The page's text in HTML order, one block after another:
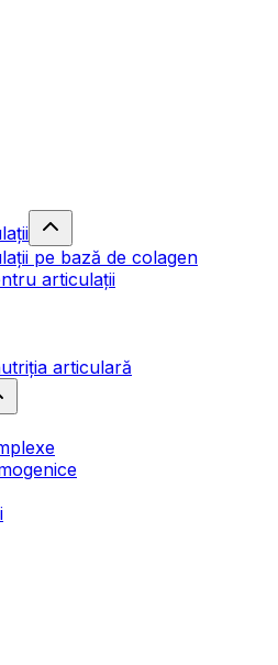
pe bază de colagen
articulații
articulară